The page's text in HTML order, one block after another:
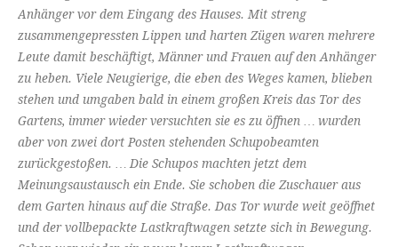
Anhänger vor dem Eingang des Hauses. Mit streng
zusammengepressten Lippen und harten Zügen waren mehrere
Leute damit beschäftigt, Männer und Frauen auf den Anhänger
zu heben. Viele Neugierige, die eben des Weges kamen, blieben
stehen und umgaben bald in einem großen Kreis das Tor des
Gartens, immer wieder versuchten sie es zu öffnen … wurden
aber von zwei dort Posten stehenden Schupobeamten
zurückgestoßen. … Die Schupos machten jetzt dem
Meinungsaustausch ein Ende. Sie schoben die Zuschauer aus
dem Garten hinaus auf die Straße. Das Tor wurde weit geöffnet
und der vollbepackte Lastkraftwagen setzte sich in Bewegung.